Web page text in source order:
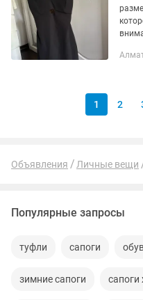
размер L (EU)
1 2
Объявления Личные вещи
Популярные запросы
туфли сапоги
зимние сапоги сапоги